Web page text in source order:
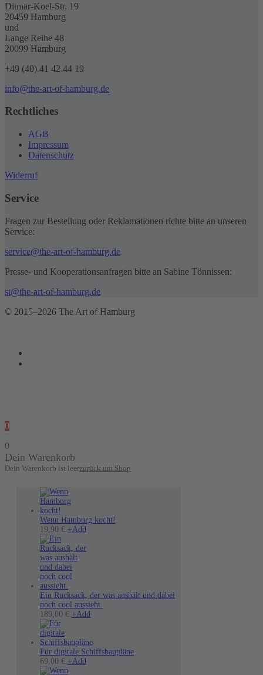
Ditmar-Koel-Str. 19
20459 Hamburg
und
Lange Reihe 48
20099 Hamburg
+49 (40) 41 42 44 19
info@the-art-of-hamburg.de
Rechtliches
AGB
Impressum
Datenschutz
Widerruf
Service
Fragen zur Bestellung oder Reklamationen richte bitte an unseren
Service:
service@the-art-of-hamburg.de
Presse- und Kooperationsanfragen bitte an Sabine Tönnissen:
st@the-art-of-hamburg.de
© 2015–2026 The Art of Hamburg
0
0
Dein Warenkorb
Dein Warenkorb ist leerzurück um Shop
Wenn Hamburg kocht!
19,90 € +Add
Ein Rucksack, der was aushält und dabei
noch cool aussieht.
189,00 € +Add
Für digitale Schiffsbaupläne
69,00 € +Add